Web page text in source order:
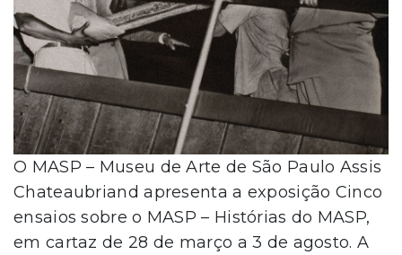
O MASP – Museu de Arte de São Paulo Assis
Chateaubriand apresenta a exposição Cinco
ensaios sobre o MASP – Histórias do MASP,
em cartaz de 28 de março a 3 de agosto. A